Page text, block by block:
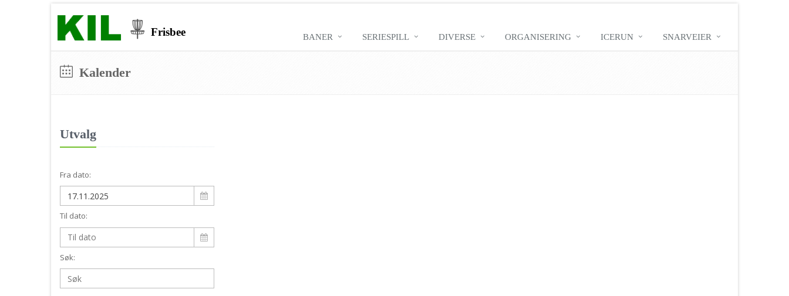
Frisbee BANER SERIESPILL DIVERSE ORGANISERING ICERUN SNARVEIER
Kalender
Utvalg
Fra dato:
Til dato:
Søk: